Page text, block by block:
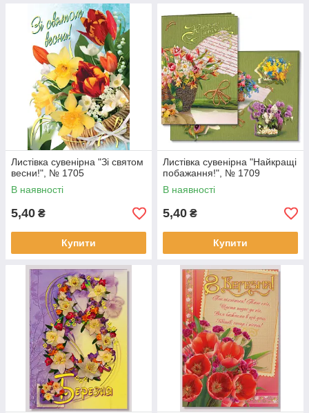
Листівка сувенірна "Зі святом
весни!", № 1705
В наявності
5,40 ₴
Купити
Листівка сувенірна "Найкращі
побажання!", № 1709
В наявності
5,40 ₴
Купити